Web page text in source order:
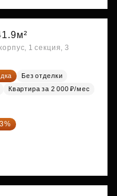
1 секция, 3
Без отделки
Квартира за 2 000 ₽/мес